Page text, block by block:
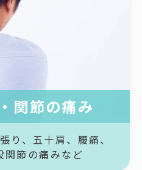
関節の痛み
り、 五十肩、 腰痛、
関節の痛みなど